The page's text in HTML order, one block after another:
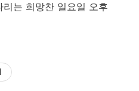
는 희망찬 일요일 오후